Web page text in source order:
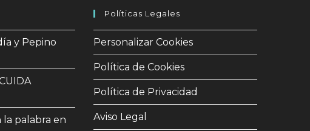
y Pepino
la palabra en
Políticas Legales
Personalizar Cookies
Política de Cookies
Política de Privacidad
Aviso Legal